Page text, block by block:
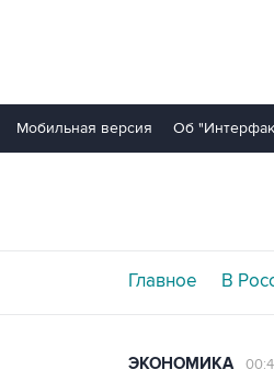
Мобильная версия Об
Главное В
ЭКОНОМИКА